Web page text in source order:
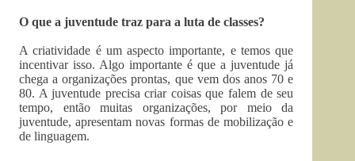
O que a juventude traz para a luta de classes?
A criatividade é um aspecto importante, e temos que
incentivar isso. Algo importante é que a juventude já
chega a organizações prontas, que vem dos anos 70 e
80. A juventude precisa criar coisas que falem de seu
tempo, então muitas organizações, por meio da
juventude, apresentam novas formas de mobilização e
de linguagem.